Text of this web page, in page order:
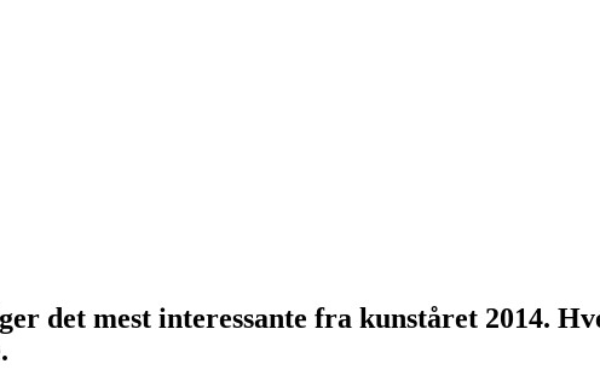
det mest interessante fra kunståret 2014.